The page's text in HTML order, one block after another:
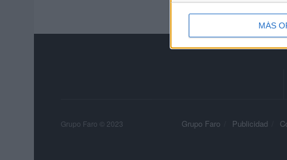
MÁS
Grupo Faro Publicidad
Grupo Faro © 2023